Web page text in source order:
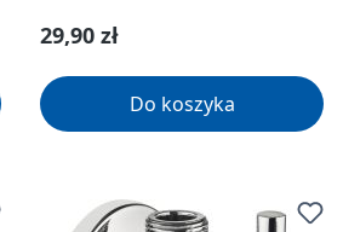
Cena regularna:
29,90 zł
Do koszyka